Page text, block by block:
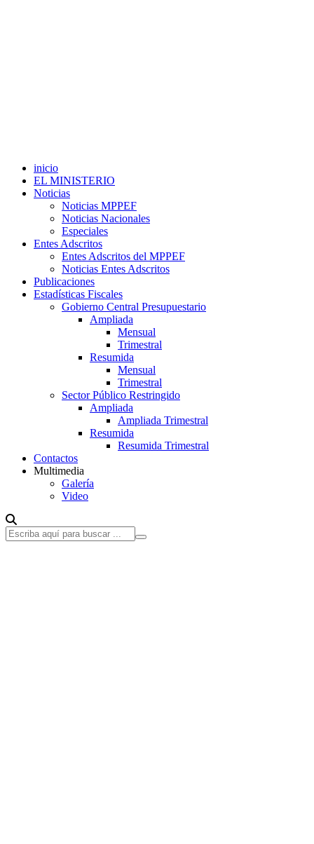
inicio
EL MINISTERIO
Noticias
Noticias MPPEF
Noticias Nacionales
Especiales
Entes Adscritos
Entes Adscritos del MPPEF
Noticias Entes Adscritos
Publicaciones
Estadísticas Fiscales
Gobierno Central Presupuestario
Ampliada
Mensual
Trimestral
Resumida
Mensual
Trimestral
Sector Público Restringido
Ampliada
Ampliada Trimestral
Resumida
Resumida Trimestral
Contactos
Multimedia
Galería
Video